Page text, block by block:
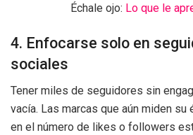
Échale ojo: Lo que le
4. Enfocarse solo en
sociales
Tener miles de seguidores sin
vacía. Las marcas que aún miden
en el número de likes o followers